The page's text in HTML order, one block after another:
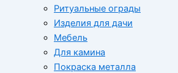
Ритуальные ограды
Изделия для дачи
Мебель
Для камина
Покраска металла